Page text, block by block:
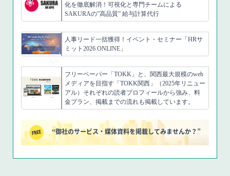
化を徹底解消！可視化と専門チームによる
SAKURAの”高品質” 給与計算代行
人事リード一括獲得！イベント・セミナー「HRサ
ミット2026 ONLINE」
フリーペーパー「TOKK」と、関西最大規模のweb
メディアを目指す「TOKK関西」（2025年リニュー
アル）それぞれの読者プロフィールから強み、料
金プラン、掲載までの流れも掲載しています。
“御社のサービス・媒体資料を掲載してみませんか？”